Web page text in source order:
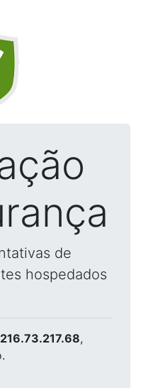
de
hospedados
216.73.217.68,